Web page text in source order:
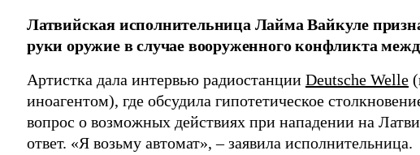
Латвийская исполнительница Лайма Вайкуле
руки оружие в случае вооруженного конфликта
Артистка дала интервью радиостанции Deutsche Welle
иноагентом), где обсудила гипотетическое
вопрос о возможных действиях при нападении на
ответ. «Я возьму автомат», – заявила исполнительница.